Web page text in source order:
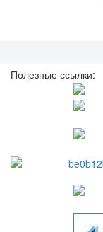
Полезные ссылки: